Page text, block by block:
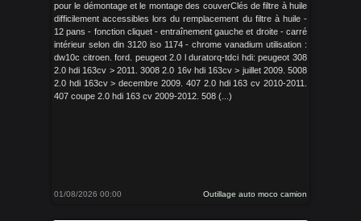
pour le démontage et le montage des couverClés de filtre à huile
difficilement accessibles lors du remplacement du filtre à huile -
12 pans - fonction cliquet - entraînement gauche et droite - carré
intérieur selon din 3120 iso 1174 - chrome vanadium utilisation :
dw10c citroen. ford. peugeot 2.0 l duratorq-tdci hdi: peugeot 308
2.0 hdi 163cv > 2011. 3008 2.0 16v hdi 163cv > juillet 2009. 5008
2.0 hdi 163cv > decembre 2009. 407 2.0 hdi 163 cv 2010-2011.
407 coupe 2.0 hdi 163 cv 2009-2012. 508 (...)
01/08/2026 00:00 Outillage auto moco camion